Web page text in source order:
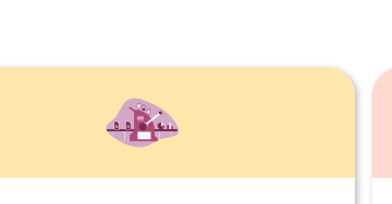
Lire